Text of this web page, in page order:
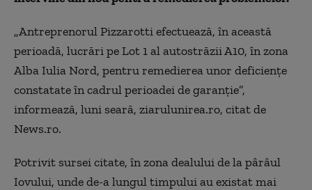
„Antreprenorul Pizzarotti efectuează, în această
perioadă, lucrări pe Lot 1 al autostrăzii A10, în zona
Alba Iulia Nord, pentru remedierea unor deficienţe
constatate în cadrul perioadei de garanţie”,
informează, luni seară, ziarulunirea.ro, citat de
News.ro.
Potrivit sursei citate, în zona dealului de la pârâul
Iovului, unde de-a lungul timpului au existat mai